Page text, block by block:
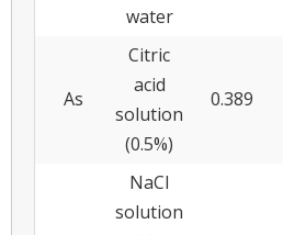
water
As
Citric
acid
solution
(0.5%)
0.389
NaCl
solution